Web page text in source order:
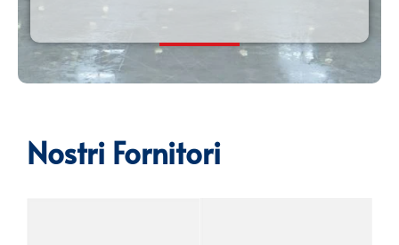
Nostri Fornitori